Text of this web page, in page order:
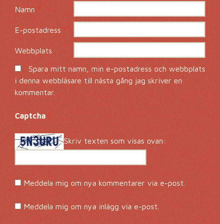
Namn *
E-postadress*
Webbplats
Spara mitt namn, min e-postadress och webbplats
i denna webbläsare till nästa gång jag skriver en
kommentar.
Captcha*
Skriv texten som visas ovan:
Meddela mig om nya kommentarer via e-post.
Meddela mig om nya inlägg via e-post.